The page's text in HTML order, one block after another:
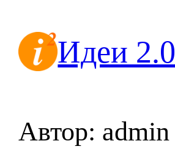
содержимомуИдеи 2.0
Автор: admin